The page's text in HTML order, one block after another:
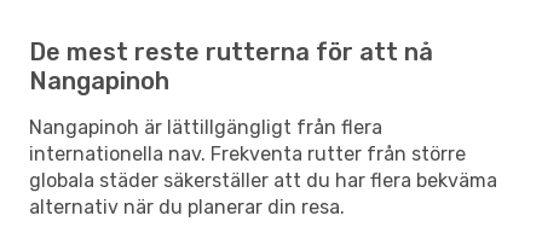
De mest reste rutterna för att nå
Nangapinoh
Nangapinoh är lättillgängligt från flera
internationella nav. Frekventa rutter från större
globala städer säkerställer att du har flera bekväma
alternativ när du planerar din resa.